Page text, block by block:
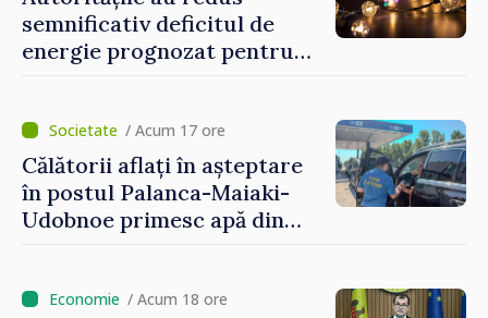
semnificativ deficitul de
energie prognozat pentru
/ Acum 17 ore
Călătorii aflați în așteptare
în postul Palanca-Maiaki-
Udobnoe primesc apă din
/ Acum 18 ore